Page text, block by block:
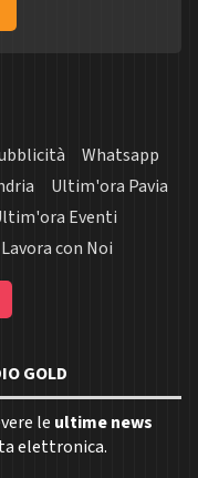
Whatsapp
Ultim'ora Pavia
Eventi
Lavora con Noi
GOLD
le ultime news
elettronica.